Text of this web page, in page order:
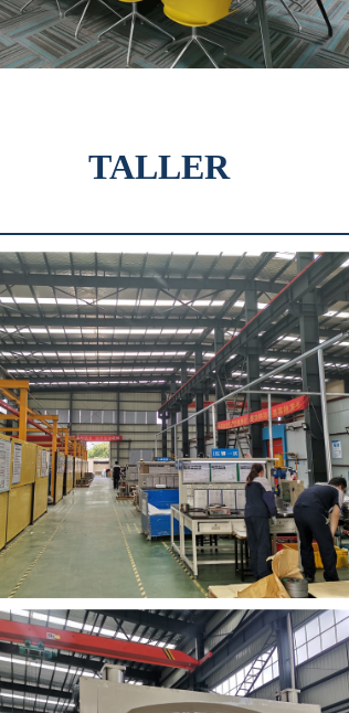
TALLER